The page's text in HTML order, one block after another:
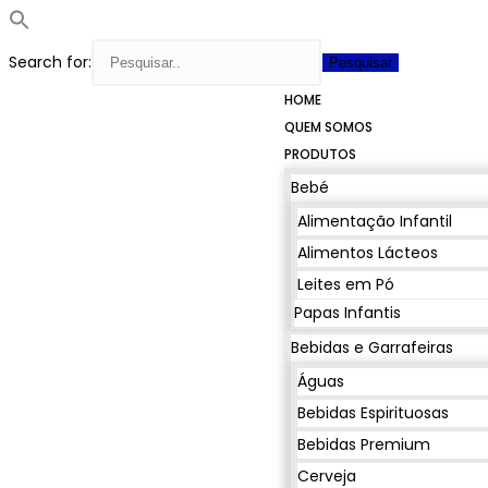
Search for:
HOME
QUEM SOMOS
PRODUTOS
Bebé
Alimentação Infantil
Alimentos Lácteos
Leites em Pó
Papas Infantis
Bebidas e Garrafeiras
Águas
Bebidas Espirituosas
Bebidas Premium
Cerveja